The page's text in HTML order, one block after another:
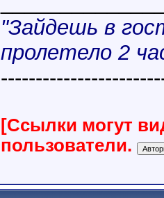
"Зайдешь в
пролетело 2
[Ссылки могут
пользователи.